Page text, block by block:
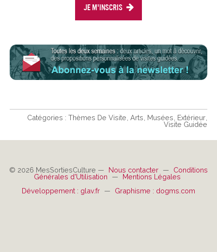
Je m'inscris
Catégories : Thèmes De Visite Arts Musées Extérieur
Visite Guidée
© 2026 MesSortiesCulture — Nous contacter —
Conditions
Générales d'Utilisation
—
Mentions Légales
Développement : glav.fr — Graphisme : dogms.com